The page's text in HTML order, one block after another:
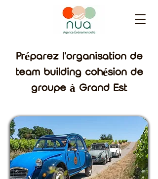
Préparez l'organisation de
team building cohésion de
groupe à Grand Est